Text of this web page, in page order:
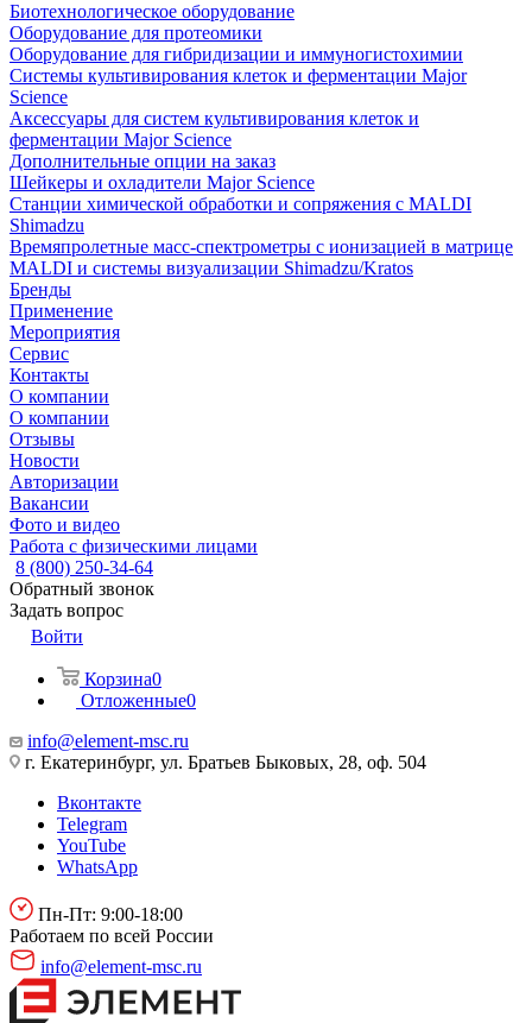
Биотехнологическое оборудование
Оборудование для протеомики
Оборудование для гибридизации и иммуногистохимии
Системы культивирования клеток и ферментации Major
Science
Аксессуары для систем культивирования клеток и
ферментации Major Science
Дополнительные опции на заказ
Шейкеры и охладители Major Science
Станции химической обработки и сопряжения с MALDI
Shimadzu
Времяпролетные масс-спектрометры с ионизацией в матрице
MALDI и системы визуализации Shimadzu/Kratos
Бренды
Применение
Мероприятия
Сервис
Контакты
О компании
О компании
Отзывы
Новости
Авторизации
Вакансии
Фото и видео
Работа с физическими лицами
8 (800) 250-34-64
Обратный звонок
Задать вопрос
Войти
Корзина0
Отложенные0
info@element-msc.ru
г. Екатеринбург, ул. Братьев Быковых, 28, оф. 504
Вконтакте
Telegram
YouTube
WhatsApp
Пн-Пт: 9:00-18:00
Работаем по всей России
info@element-msc.ru